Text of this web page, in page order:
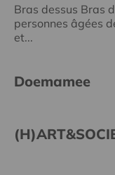
Bras dessus Bras
personnes âgées
et...
Doemamee